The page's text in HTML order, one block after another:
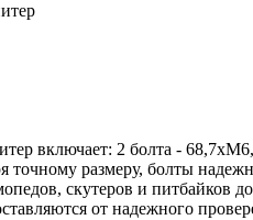
включает: 2 болта -
точному размеру, болты
скутеров и питбайков
от надежного